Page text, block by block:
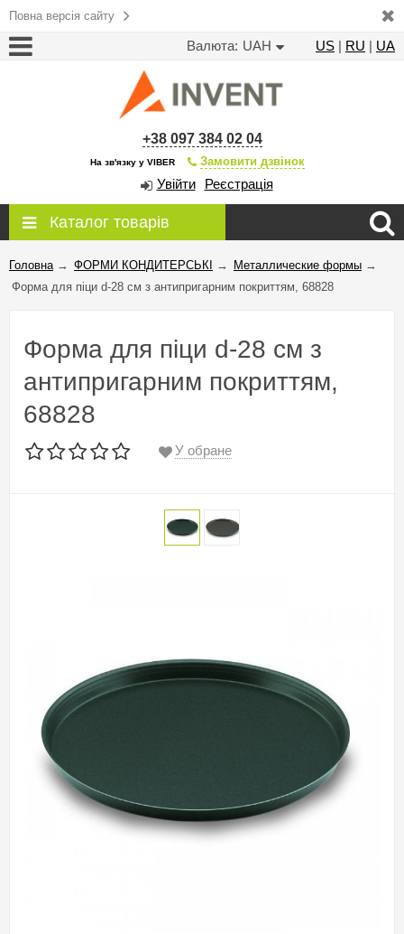
Повна версія сайту
Валюта: UAH US | RU | UA
+38 097 384 02 04
На зв'язку у VIBER Замовити дзвінок
Увійти Реєстрація
Каталог товарів
Головна → ФОРМИ КОНДИТЕРСЬКІ → Металлические формы →
Форма для піци d-28 см з антипригарним покриттям, 68828
Форма для піци d-28 см з
антипригарним покриттям,
68828
У обране